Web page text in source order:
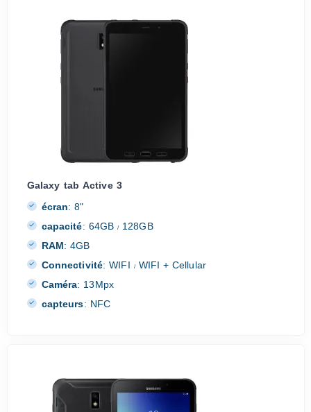
Galaxy tab Active 3
écran: 8"
capacité: 64GB/ 128GB
RAM: 4GB
Connectivité: WIFI /WIFI + Cellular
Caméra: 13Mpx
capteurs: NFC